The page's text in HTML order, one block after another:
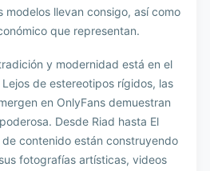
modelos llevan consigo, así como
que representan.
y modernidad está en el
de estereotipos rígidos, las
en OnlyFans demuestran
Desde Riad hasta El
contenido están construyendo
fotografías artísticas, videos